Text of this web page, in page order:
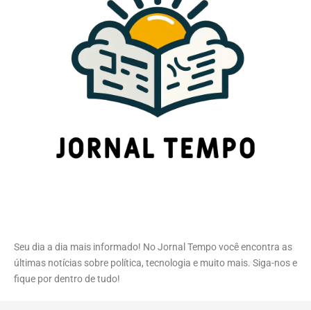
Seu dia a dia mais informado! No Jornal Tempo você encontra as
últimas notícias sobre política, tecnologia e muito mais. Siga-nos e
fique por dentro de tudo!